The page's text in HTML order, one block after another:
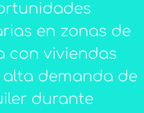
en zonas de
con viviendas
demanda de
durante